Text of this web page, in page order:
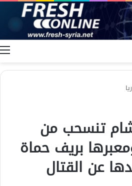
تنسحب من
بريف حماة
عن القتال